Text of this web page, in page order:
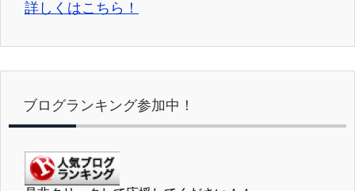
詳しくはこちら！
ブログランキング参加中！